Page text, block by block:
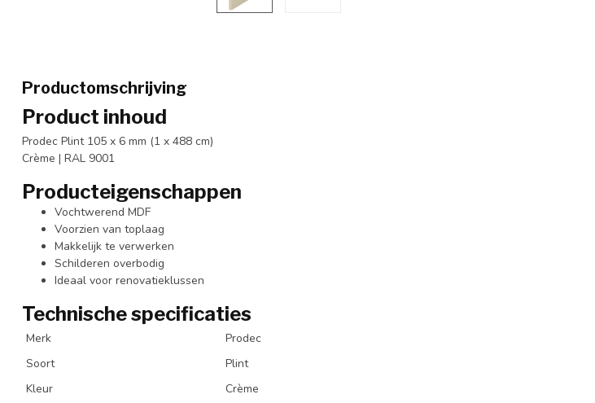
Productomschrijving
Product inhoud
Prodec Plint 105 x 6 mm (1 x 488 cm)
Crème | RAL 9001
Producteigenschappen
Vochtwerend MDF
Voorzien van toplaag
Makkelijk te verwerken
Schilderen overbodig
Ideaal voor renovatieklussen
Technische specificaties
Merk
Prodec
Soort
Plint
Kleur
Crème